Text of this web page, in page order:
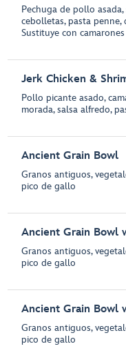
Pechuga de pollo
cebolletas, pasta
Sustituye con
Jerk Chicken &
Pollo picante asado,
morada, salsa alfredo,
Ancient Grain Bowl
Granos antiguos,
pico de gallo
Ancient Grain Bowl
Granos antiguos,
pico de gallo
Ancient Grain Bowl
Granos antiguos,
pico de gallo